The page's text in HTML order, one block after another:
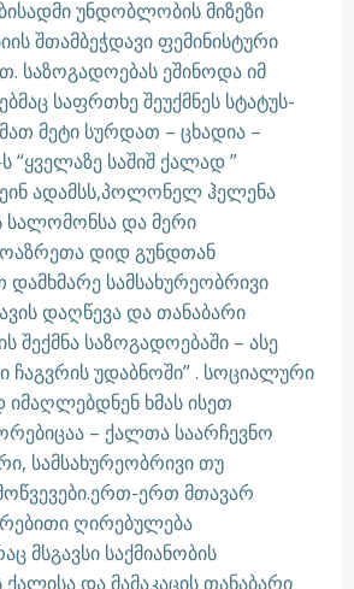
უნდობლობის მიზეზი
შთამბეჭდავი ფემინისტური
საზოგადოებას ეშინოდა იმ
საფრთხე შეუქმნეს სტატუს-
მეტი სურდათ – ცხადია –
“ყველაზე საშიშ ქალად ”
ადამსს,პოლონელ ჰელენა
სალომონსა და მერი
დიდ გუნდთან
სამსახურეობრივი
დაღწევა და თანაბარი
შექმნა საზოგადოებაში – ასე
ჩაგვრის უდაბნოში” . სოციალური
იმაღლებდნენ ხმას ისეთ
– ქალთა საარჩევნო
სამსახურეობრივი თუ
ერთ მთავარ
ღირებულება
მსგავსი საქმიანობის
და მამაკაცის თანაბარი